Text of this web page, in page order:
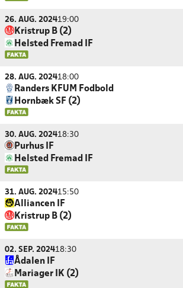
26. AUG. 202419:00
Kristrup B (2)
Helsted Fremad IF
28. AUG. 202418:00
Randers KFUM Fodbold
Hornbæk SF (2)
30. AUG. 202418:30
Purhus IF
Helsted Fremad IF
31. AUG. 202415:50
Alliancen IF
Kristrup B (2)
02. SEP. 202418:30
Ådalen IF
Mariager IK (2)